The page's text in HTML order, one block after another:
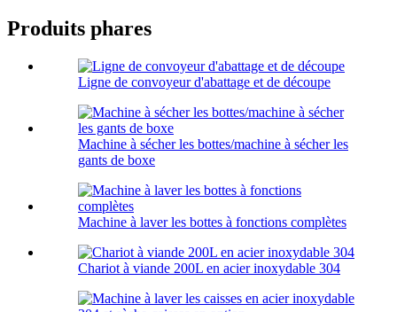
Produits phares
Ligne de convoyeur d'abattage et de découpe
Machine à sécher les bottes/machine à sécher les
gants de boxe
Machine à laver les bottes à fonctions complètes
Chariot à viande 200L en acier inoxydable 304